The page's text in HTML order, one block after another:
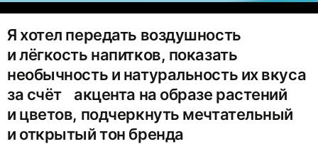
Я хотел передать воздушность
и лёгкость напитков, показать
необычность и натуральность их вкуса
за счёт акцента на образе растений
и цветов, подчеркнуть мечтательный
и открытый тон бренда